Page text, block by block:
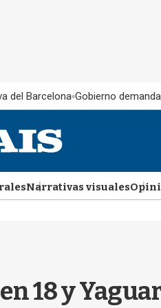
del Barcelona Gobierno
Narrativas visuales
18 y